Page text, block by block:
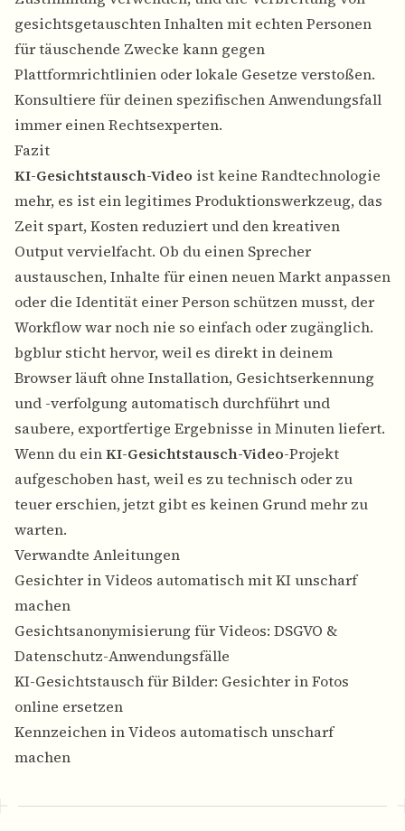
gesichtsgetauschten Inhalten mit echten Personen
für täuschende Zwecke kann gegen
Plattformrichtlinien oder lokale Gesetze verstoßen.
Konsultiere für deinen spezifischen Anwendungsfall
immer einen Rechtsexperten.
Fazit
KI-Gesichtstausch-Video ist keine Randtechnologie
mehr, es ist ein legitimes Produktionswerkzeug, das
Zeit spart, Kosten reduziert und den kreativen
Output vervielfacht. Ob du einen Sprecher
austauschen, Inhalte für einen neuen Markt anpassen
oder die Identität einer Person schützen musst, der
Workflow war noch nie so einfach oder zugänglich.
bgblur sticht hervor, weil es direkt in deinem
Browser läuft ohne Installation, Gesichtserkennung
und -verfolgung automatisch durchführt und
saubere, exportfertige Ergebnisse in Minuten liefert.
Wenn du einKI-Gesichtstausch-Video-Projekt
aufgeschoben hast, weil es zu technisch oder zu
teuer erschien, jetzt gibt es keinen Grund mehr zu
warten.
Verwandte Anleitungen
Gesichter in Videos automatisch mit KI unscharf
machen
Gesichtsanonymisierung für Videos: DSGVO &
Datenschutz-Anwendungsfälle
KI-Gesichtstausch für Bilder: Gesichter in Fotos
online ersetzen
Kennzeichen in Videos automatisch unscharf
machen